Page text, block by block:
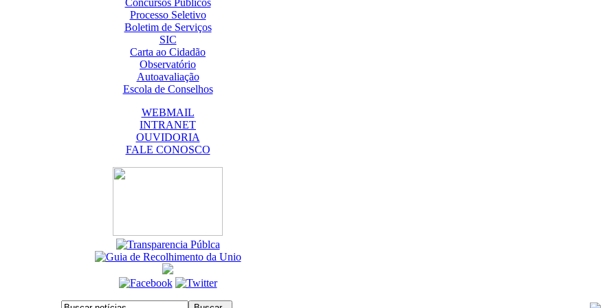
Concursos Públicos
Processo Seletivo
Boletim de Serviços
SIC
Carta ao Cidadão
Observatório
Autoavaliação
Escola de Conselhos
WEBMAIL
INTRANET
OUVIDORIA
FALE CONOSCO